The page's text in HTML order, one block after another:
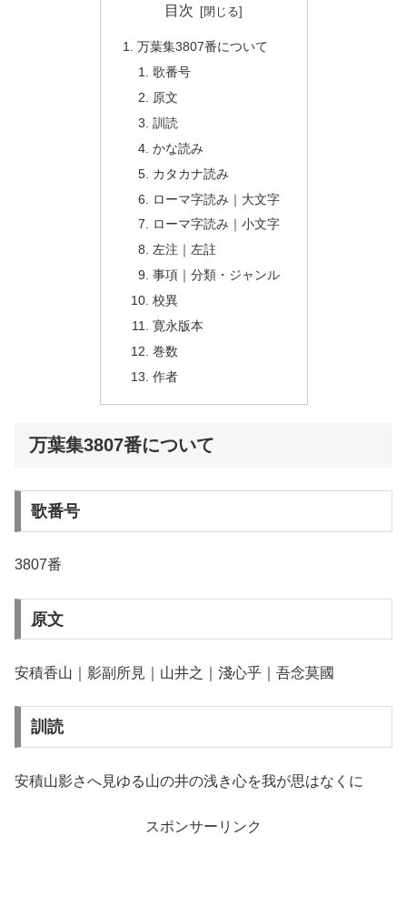
目次
万葉集3807番について
歌番号
原文
訓読
かな読み
カタカナ読み
ローマ字読み｜大文字
ローマ字読み｜小文字
左注｜左註
事項｜分類・ジャンル
校異
寛永版本
巻数
作者
万葉集3807番について
歌番号
3807番
原文
安積香山｜影副所見｜山井之｜淺心乎｜吾念莫國
訓読
安積山影さへ見ゆる山の井の浅き心を我が思はなくに
スポンサーリンク